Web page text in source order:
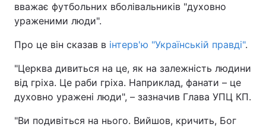
вважає футбольних вболівальників "духовно
ураженими люди".
Про це він сказав в інтерв'ю "Українській правді".
"Церква дивиться на це, як на залежність людини
від гріха. Це раби гріха. Наприклад, фанати – це
духовно уражені люди", – зазначив Глава УПЦ КП.
"Ви подивіться на нього. Вийшов, кричить, Бог